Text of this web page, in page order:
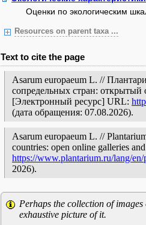
Оценки по экологическим
Resources on parent taxa ...
Text to cite the page
Asarum europaeum L. //
сопредельных стран: открытый
[Электронный ресурс] URL:
(дата обращения: 07.08.2026).
Asarum europaeum L. //
countries: open online galleries
https://www.plantarium.ru/lang/
2026).
Perhaps the collection of
exhaustive picture of it.